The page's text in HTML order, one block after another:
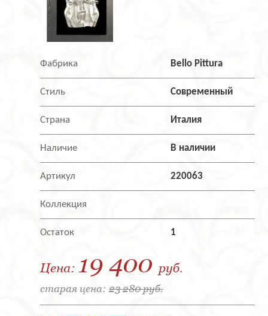
Фабрика Bello Pittura
Стиль Современный
Страна Италия
Наличие В наличии
Артикул 220063
Коллекция
Остаток 1
Цена: 19 400 руб.
старая цена: 23 280 руб.